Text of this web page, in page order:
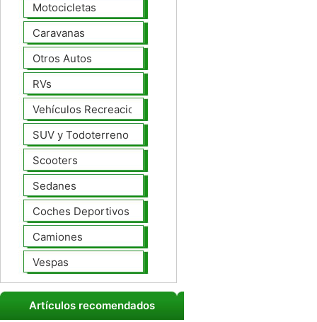
Motocicletas
Caravanas
Otros Autos
RVs
Vehículos Recreacionales
SUV y Todoterreno
Scooters
Sedanes
Coches Deportivos
Camiones
Vespas
Artículos recomendados